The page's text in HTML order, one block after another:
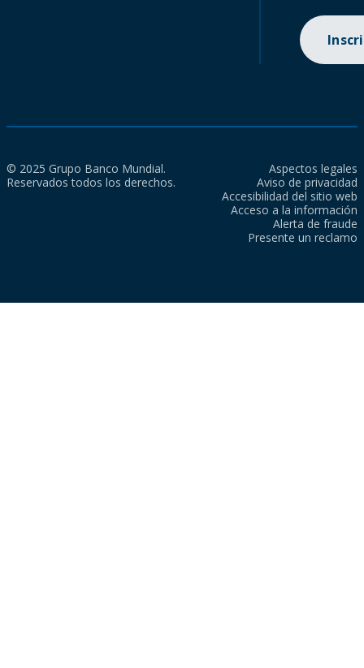
© 2025 Grupo Banco Mundial.
Reservados todos los derechos.
Aspectos legales
Aviso de privacidad
Accesibilidad del sitio web
Acceso a la información
Alerta de fraude
Presente un reclamo